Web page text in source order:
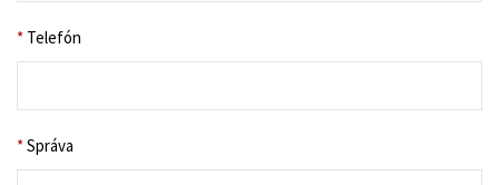
* Telefón
*Správa